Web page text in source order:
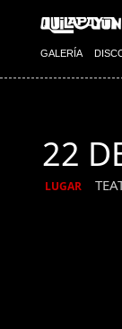
GALERÍA
22
LUGAR